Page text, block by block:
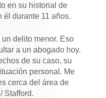
en su historial de
él durante 11 años.
delito menor. Eso
a un abogado hoy.
de su caso, su
personal. Me
cerca del área de
Stafford.